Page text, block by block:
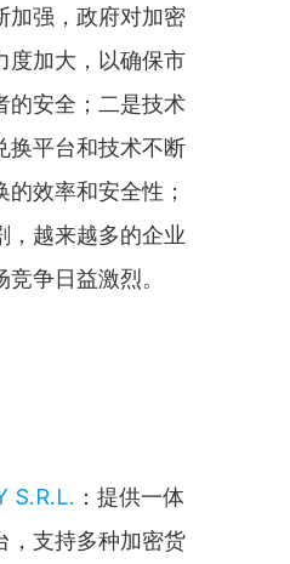
加强，政府对加密
度加大，以确保市
的安全；二是技术
换平台和技术不断
效率和安全性；
，越来越多的企业
争日益激烈。
S.R.L. ：提供一体
，支持多种加密货